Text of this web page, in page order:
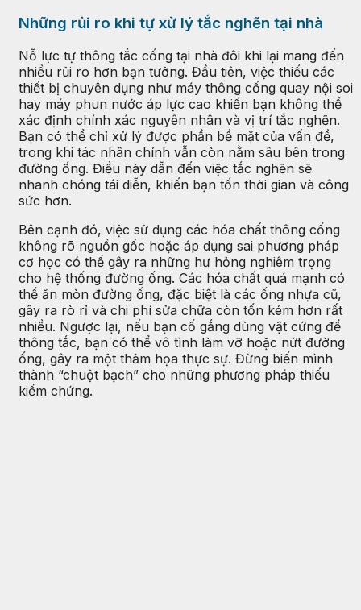
Những rủi ro khi tự xử lý tắc nghẽn tại nhà
Nỗ lực tự thông tắc cống tại nhà đôi khi lại mang đến
nhiều rủi ro hơn bạn tưởng. Đầu tiên, việc thiếu các
thiết bị chuyên dụng như máy thông cống quay nội soi
hay máy phun nước áp lực cao khiến bạn không thể
xác định chính xác nguyên nhân và vị trí tắc nghẽn.
Bạn có thể chỉ xử lý được phần bề mặt của vấn đề,
trong khi tác nhân chính vẫn còn nằm sâu bên trong
đường ống. Điều này dẫn đến việc tắc nghẽn sẽ
nhanh chóng tái diễn, khiến bạn tốn thời gian và công
sức hơn.
Bên cạnh đó, việc sử dụng các hóa chất thông cống
không rõ nguồn gốc hoặc áp dụng sai phương pháp
cơ học có thể gây ra những hư hỏng nghiêm trọng
cho hệ thống đường ống. Các hóa chất quá mạnh có
thể ăn mòn đường ống, đặc biệt là các ống nhựa cũ,
gây ra rò rỉ và chi phí sửa chữa còn tốn kém hơn rất
nhiều. Ngược lại, nếu bạn cố gắng dùng vật cứng để
thông tắc, bạn có thể vô tình làm vỡ hoặc nứt đường
ống, gây ra một thảm họa thực sự. Đừng biến mình
thành “chuột bạch” cho những phương pháp thiếu
kiểm chứng.